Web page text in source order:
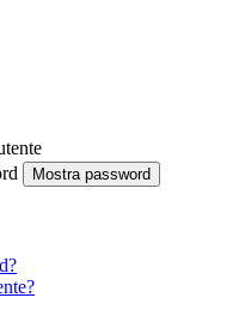
Mostra password